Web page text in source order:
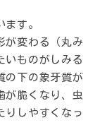
ます。
が変わる（丸み
いものがしみる
の下の象牙質が
が脆くなり、虫
りしやすくなっ